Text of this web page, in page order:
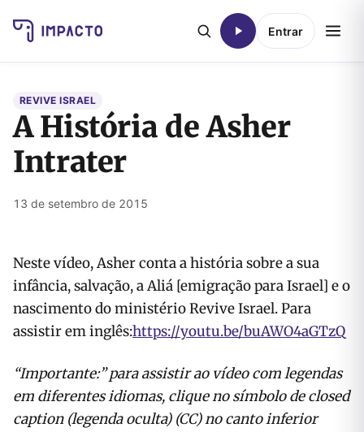
Entrar
REVIVE ISRAEL
A História de Asher
Intrater
13 de setembro de 2015
Neste vídeo, Asher conta a história sobre a sua
infância, salvação, a Aliá [emigração para Israel] e o
nascimento do ministério Revive Israel. Para
assistir em inglês:https://youtu.be/buAWO4aGTzQ
“Importante:” para assistir ao vídeo com legendas
em diferentes idiomas, clique no símbolo de closed
caption (legenda oculta) (CC) no canto inferior